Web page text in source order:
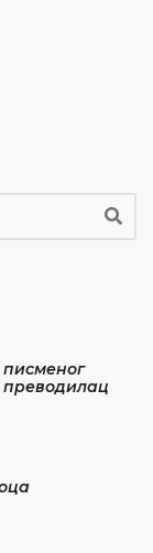
писменог
преводилац